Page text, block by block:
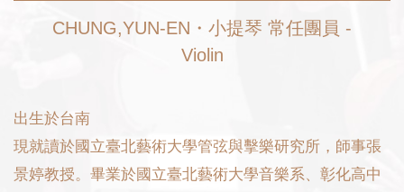
CHUNG,YUN-EN・小提琴 常任團員 -
Violin
出生於台南
現就讀於國立臺北藝術大學管弦與擊樂研究所，師事張
景婷教授。畢業於國立臺北藝術大學音樂系、彰化高中